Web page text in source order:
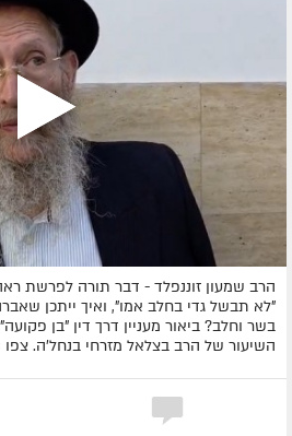
הרב שמעון זוננפלד - דבר תורה לפרשת
"לא תבשל גדי בחלב אמו", ואיך ייתכן
בשר וחלב? ביאור מעניין דרך דין "בן
השיעור של הרב בצלאל מזרחי בנחל'ה. צפו